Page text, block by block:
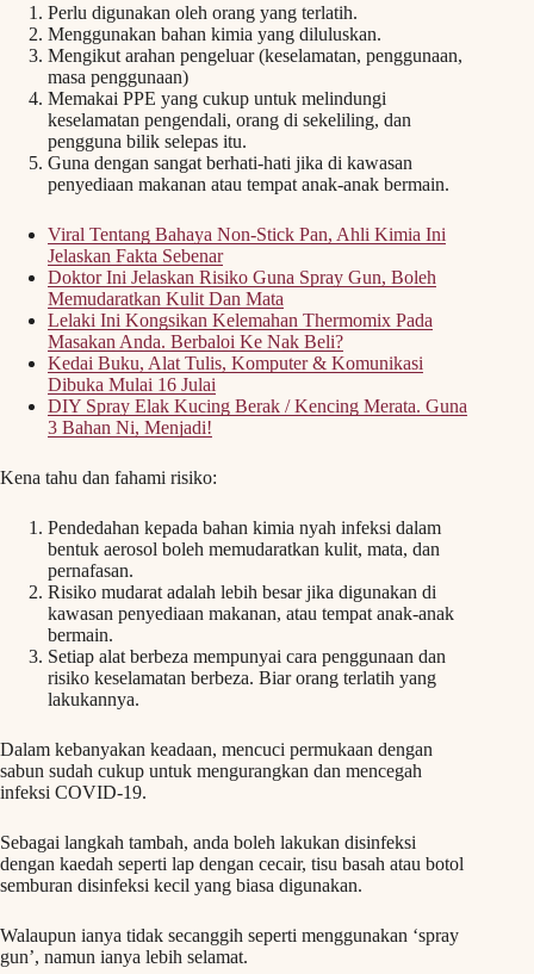
Perlu digunakan oleh orang yang terlatih.
Menggunakan bahan kimia yang diluluskan.
Mengikut arahan pengeluar (keselamatan, penggunaan,
masa penggunaan)
Memakai PPE yang cukup untuk melindungi
keselamatan pengendali, orang di sekeliling, dan
pengguna bilik selepas itu.
Guna dengan sangat berhati-hati jika di kawasan
penyediaan makanan atau tempat anak-anak bermain.
Viral Tentang Bahaya Non-Stick Pan, Ahli Kimia Ini
Jelaskan Fakta Sebenar
Doktor Ini Jelaskan Risiko Guna Spray Gun, Boleh
Memudaratkan Kulit Dan Mata
Lelaki Ini Kongsikan Kelemahan Thermomix Pada
Masakan Anda. Berbaloi Ke Nak Beli?
Kedai Buku, Alat Tulis, Komputer & Komunikasi
Dibuka Mulai 16 Julai
DIY Spray Elak Kucing Berak / Kencing Merata. Guna
3 Bahan Ni, Menjadi!
Kena tahu dan fahami risiko:
Pendedahan kepada bahan kimia nyah infeksi dalam
bentuk aerosol boleh memudaratkan kulit, mata, dan
pernafasan.
Risiko mudarat adalah lebih besar jika digunakan di
kawasan penyediaan makanan, atau tempat anak-anak
bermain.
Setiap alat berbeza mempunyai cara penggunaan dan
risiko keselamatan berbeza. Biar orang terlatih yang
lakukannya.
Dalam kebanyakan keadaan, mencuci permukaan dengan
sabun sudah cukup untuk mengurangkan dan mencegah
infeksi COVID-19.
Sebagai langkah tambah, anda boleh lakukan disinfeksi
dengan kaedah seperti lap dengan cecair, tisu basah atau botol
semburan disinfeksi kecil yang biasa digunakan.
Walaupun ianya tidak secanggih seperti menggunakan ‘spray
gun’, namun ianya lebih selamat.